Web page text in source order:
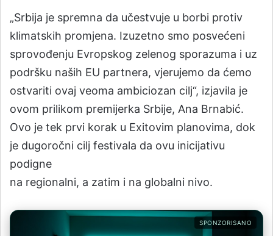
„Srbija je spremna da učestvuje u borbi protiv
klimatskih promjena. Izuzetno smo posvećeni
sprovođenju Evropskog zelenog sporazuma i uz
podršku naših EU partnera, vjerujemo da ćemo
ostvariti ovaj veoma ambiciozan cilj“, izjavila je
ovom prilikom premijerka Srbije, Ana Brnabić.
Ovo je tek prvi korak u Exitovim planovima, dok
je dugoročni cilj festivala da ovu inicijativu
podigne
na regionalni, a zatim i na globalni nivo.
SPONZORISANO